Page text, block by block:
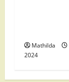
Mathilda
2024